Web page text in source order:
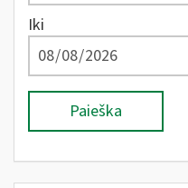
Iki
Paieška